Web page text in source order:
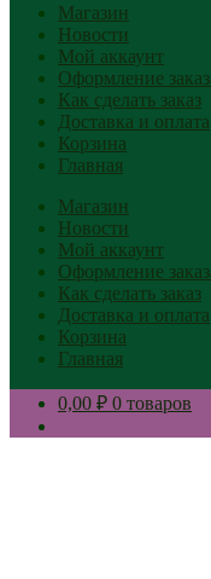
Магазин
Новости
Мой аккаунт
Оформление
Как сделать заказ
Доставка и оплата
Корзина
Главная
Магазин
Новости
Мой аккаунт
Оформление
Как сделать заказ
Доставка и оплата
Корзина
Главная
0,00 ₽ 0 товаров